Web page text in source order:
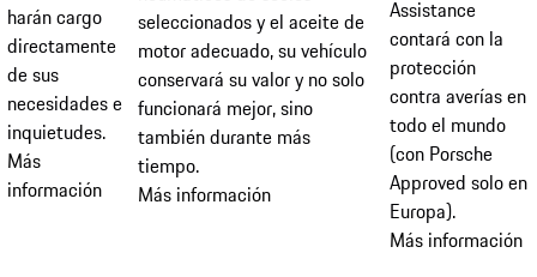
harán cargo
directamente
de sus
necesidades e
inquietudes.
Más
información
seleccionados y el aceite de
motor adecuado, su vehículo
conservará su valor y no solo
funcionará mejor, sino
también durante más
tiempo.
Más información
Assistance
contará con la
protección
contra averías en
todo el mundo
(con Porsche
Approved solo en
Europa).
Más información